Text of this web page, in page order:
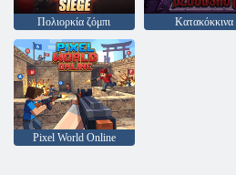
Πολιορκία ζόμπι Κατακόκκινα
Pixel World Online